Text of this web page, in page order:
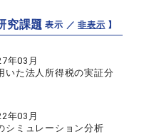
究課題【 表示 ／非表示 】
年03月
いた法人所得税の実証分
年03月
シミュレーション分析